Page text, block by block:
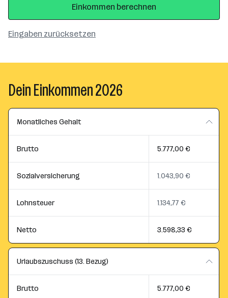
Eingaben zurücksetzen
Einkommen berechnen
Dein Einkommen 2026
Monatliches Gehalt
Brutto 5.777,00 €
Sozialversicherung 1.043,90 €
Lohnsteuer 1.134,77 €
Netto 3.598,33 €
Urlaubszuschuss (13. Bezug)
Brutto 5.777,00 €